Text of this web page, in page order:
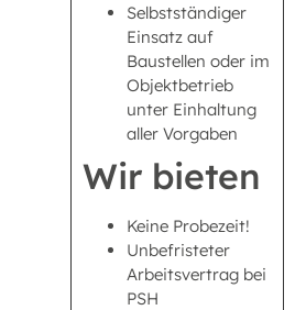
Selbstständiger
Einsatz auf
Baustellen oder im
Objektbetrieb
unter Einhaltung
aller Vorgaben
Wir bieten
Keine Probezeit!
Unbefristeter
Arbeitsvertrag bei
PSH